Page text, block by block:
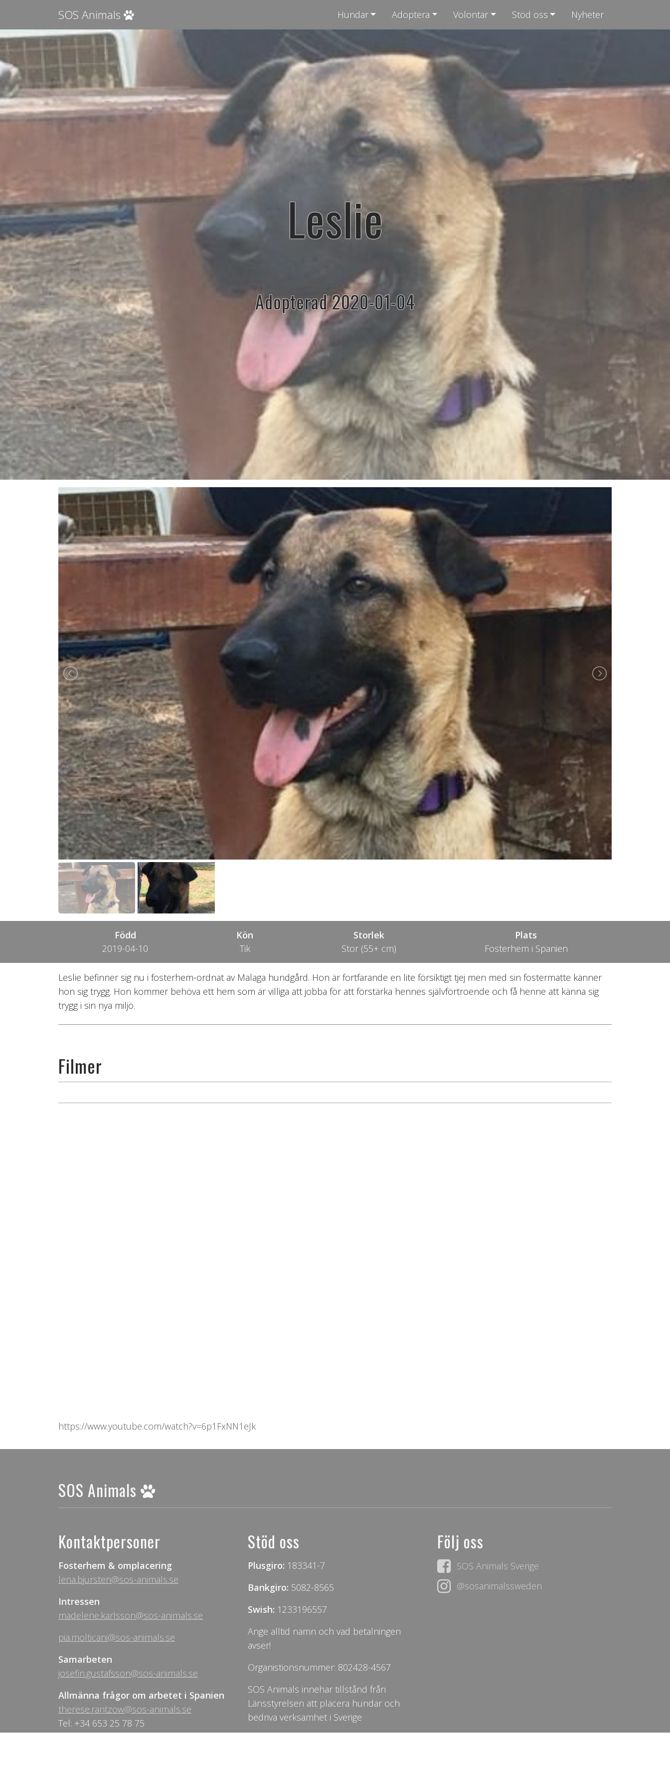
SOS Animals Hundar Adoptera Volontär Stöd oss Nyheter
Leslie
Adopterad 2020-01-04
Född
2019-04-10
Kön
Tik
Storlek
Stor (55+ cm)
Plats
Fosterhem i Spanien
Leslie befinner sig nu i fosterhem-ordnat av Malaga hundgård. Hon är fortfarande en lite försiktigt tjej men med sin fostermatte känner
hon sig trygg. Hon kommer behöva ett hem som är villiga att jobba för att förstärka hennes självförtroende och få henne att känna sig
trygg i sin nya miljö.
Filmer
https://www.youtube.com/watch?v=6p1FxNN1eJk
SOS Animals
Kontaktpersoner
Fosterhem & omplacering
lena.bjursten@sos-animals.se
Intressen
madelene.karlsson@sos-animals.se
pia.molticani@sos-animals.se
Samarbeten
josefin.gustafsson@sos-animals.se
Allmänna frågor om arbetet i Spanien
therese.rantzow@sos-animals.se
Tel: +34 653 25 78 75
Stöd oss
Plusgiro: 183341-7
Bankgiro: 5082-8565
Swish: 1233196557
Ange alltid namn och vad betalningen
avser!
Organistionsnummer: 802428-4567
SOS Animals innehar tillstånd från
Länsstyrelsen att placera hundar och
bedriva verksamhet i Sverige
Följ oss
SOS Animals Sverige
@sosanimalssweden